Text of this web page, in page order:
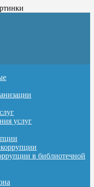
услуг
в библиотечной